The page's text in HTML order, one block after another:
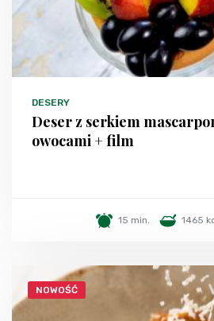
DESERY
Deser z serkiem
owocami + film
15 min. 1465
NOWOŚĆ